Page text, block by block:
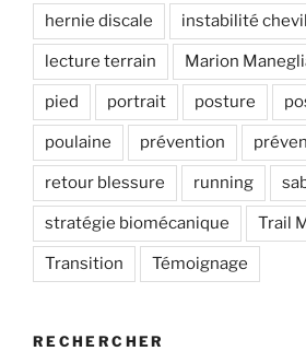
hernie discale instabilité
lecture terrain Marion
pied portrait posture
poulaine prévention
retour blessure running
stratégie biomécanique Trail
Transition Témoignage
RECHERCHER